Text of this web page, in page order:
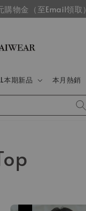
物金（至Email領取）
本期新品 本月熱銷